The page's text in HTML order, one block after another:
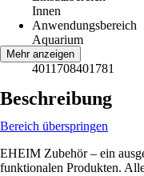
Innen
Anwendungsbereich
Aquarium
EAN
4011708401781
Mehr anzeigen
Beschreibung
Bereich überspringen
EHEIM Zubehör – ein
funktionalen Produkten.